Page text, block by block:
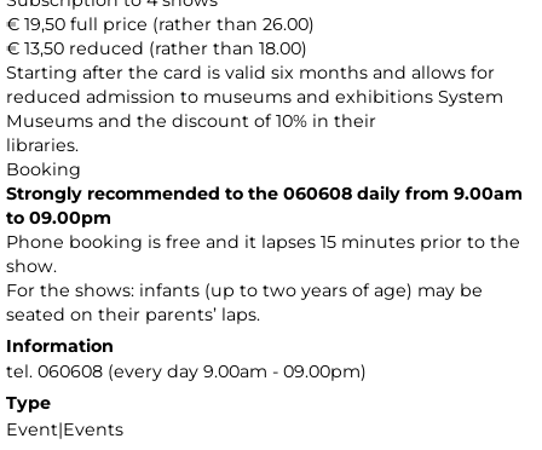
€ 19,50 full price (rather than 26.00)
€ 13,50 reduced (rather than 18.00)
Starting after the card is valid six months and allows for
reduced admission to museums and exhibitions System
Museums and the discount of 10% in their
libraries.
Booking
Strongly recommended to the 060608 daily from 9.00am
to 09.00pm
Phone booking is free and it lapses 15 minutes prior to the
show.
For the shows: infants (up to two years of age) may be
seated on their parents’ laps.
Information
tel. 060608 (every day 9.00am - 09.00pm)
Type
Event|Events